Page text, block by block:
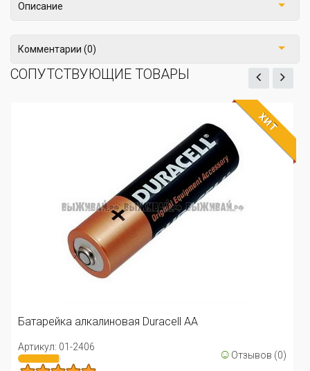
Описание
Комментарии (0)
СОПУТСТВУЮЩИЕ ТОВАРЫ
АА
☺
46 р.